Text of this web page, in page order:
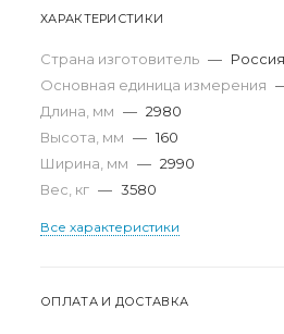
ХАРАКТЕРИСТИКИ
Страна изготовитель — Россия
Основная единица измерения
Длина, мм — 2980
Высота, мм — 160
Ширина, мм — 2990
Вес, кг — 3580
Все характеристики
ОПЛАТА И ДОСТАВКА